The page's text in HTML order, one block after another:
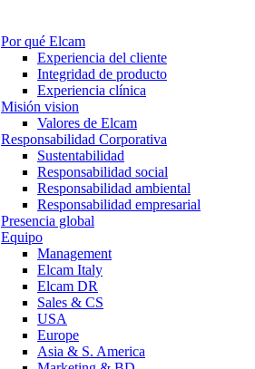
Por qué Elcam
Experiencia del cliente
Integridad de producto
Experiencia clínica
Misión vision
Valores de Elcam
Responsabilidad Corporativa
Sustentabilidad
Responsabilidad social
Responsabilidad ambiental
Responsabilidad empresarial
Presencia global
Equipo
Management
Elcam Italy
Elcam DR
Sales & CS
USA
Europe
Asia & S. America